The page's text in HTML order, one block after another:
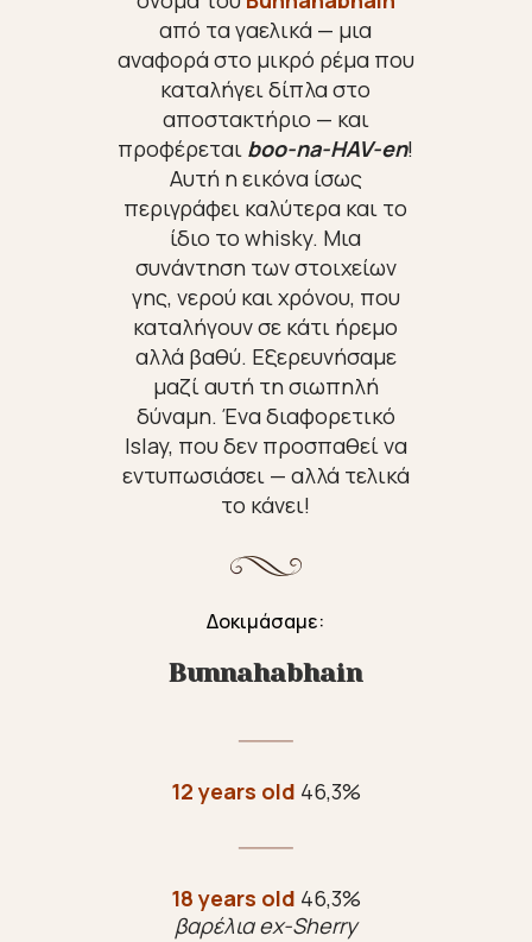
από τα γαελικά — μια
αναφορά στο μικρό ρέμα που
καταλήγει δίπλα στο
αποστακτήριο — και
προφέρεται boo-na-HAV-en!
Αυτή η εικόνα ίσως
περιγράφει καλύτερα και το
ίδιο το whisky. Μια
συνάντηση των στοιχείων
γης, νερού και χρόνου, που
καταλήγουν σε κάτι ήρεμο
αλλά βαθύ. Εξερευνήσαμε
μαζί αυτή τη σιωπηλή
δύναμη. Ένα διαφορετικό
Islay, που δεν προσπαθεί να
εντυπωσιάσει — αλλά τελικά
το κάνει!
Δοκιμάσαμε:
Bunnahabhain
12 years old 46,3%
18 years old 46,3%
βαρέλια ex-Sherry